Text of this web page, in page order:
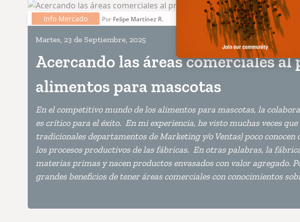
Info Mercado Por Felipe Martínez R.
Martes, 23 de Septiembre, 2025
Acercando las áreas comerciales
alimentos para mascotas
En el competitivo mundo de los alimentos para mascotas, la
es crítico para el éxito. En mi experiencia, he visto muchas veces
tradicionales departamentos de Marketing y/o Ventas) poco conocen
los procesos productivos de las fábricas. En otras palabras, la
materias primas y nacen productos envasados con valor agregado.
grandes beneficios de tener áreas comerciales con conocimientos